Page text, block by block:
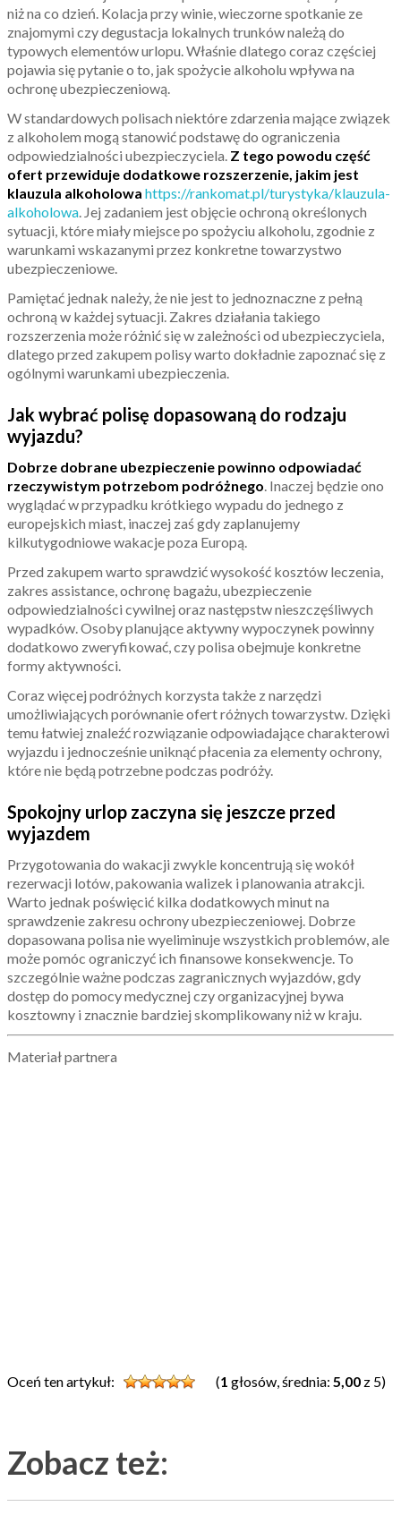
niż na co dzień. Kolacja przy winie, wieczorne spotkanie ze
znajomymi czy degustacja lokalnych trunków należą do
typowych elementów urlopu. Właśnie dlatego coraz częściej
pojawia się pytanie o to, jak spożycie alkoholu wpływa na
ochronę ubezpieczeniową.
W standardowych polisach niektóre zdarzenia mające związek
z alkoholem mogą stanowić podstawę do ograniczenia
odpowiedzialności ubezpieczyciela. Z tego powodu część
ofert przewiduje dodatkowe rozszerzenie, jakim jest
klauzula alkoholowa https://rankomat.pl/turystyka/klauzula-
alkoholowa. Jej zadaniem jest objęcie ochroną określonych
sytuacji, które miały miejsce po spożyciu alkoholu, zgodnie z
warunkami wskazanymi przez konkretne towarzystwo
ubezpieczeniowe.
Pamiętać jednak należy, że nie jest to jednoznaczne z pełną
ochroną w każdej sytuacji. Zakres działania takiego
rozszerzenia może różnić się w zależności od ubezpieczyciela,
dlatego przed zakupem polisy warto dokładnie zapoznać się z
ogólnymi warunkami ubezpieczenia.
Jak wybrać polisę dopasowaną do rodzaju
wyjazdu?
Dobrze dobrane ubezpieczenie powinno odpowiadać
rzeczywistym potrzebom podróżnego. Inaczej będzie ono
wyglądać w przypadku krótkiego wypadu do jednego z
europejskich miast, inaczej zaś gdy zaplanujemy
kilkutygodniowe wakacje poza Europą.
Przed zakupem warto sprawdzić wysokość kosztów leczenia,
zakres assistance, ochronę bagażu, ubezpieczenie
odpowiedzialności cywilnej oraz następstw nieszczęśliwych
wypadków. Osoby planujące aktywny wypoczynek powinny
dodatkowo zweryfikować, czy polisa obejmuje konkretne
formy aktywności.
Coraz więcej podróżnych korzysta także z narzędzi
umożliwiających porównanie ofert różnych towarzystw. Dzięki
temu łatwiej znaleźć rozwiązanie odpowiadające charakterowi
wyjazdu i jednocześnie uniknąć płacenia za elementy ochrony,
które nie będą potrzebne podczas podróży.
Spokojny urlop zaczyna się jeszcze przed
wyjazdem
Przygotowania do wakacji zwykle koncentrują się wokół
rezerwacji lotów, pakowania walizek i planowania atrakcji.
Warto jednak poświęcić kilka dodatkowych minut na
sprawdzenie zakresu ochrony ubezpieczeniowej. Dobrze
dopasowana polisa nie wyeliminuje wszystkich problemów, ale
może pomóc ograniczyć ich finansowe konsekwencje. To
szczególnie ważne podczas zagranicznych wyjazdów, gdy
dostęp do pomocy medycznej czy organizacyjnej bywa
kosztowny i znacznie bardziej skomplikowany niż w kraju.
Materiał partnera
Oceń ten artykuł: (1 głosów, średnia: 5,00 z 5)
Zobacz też: